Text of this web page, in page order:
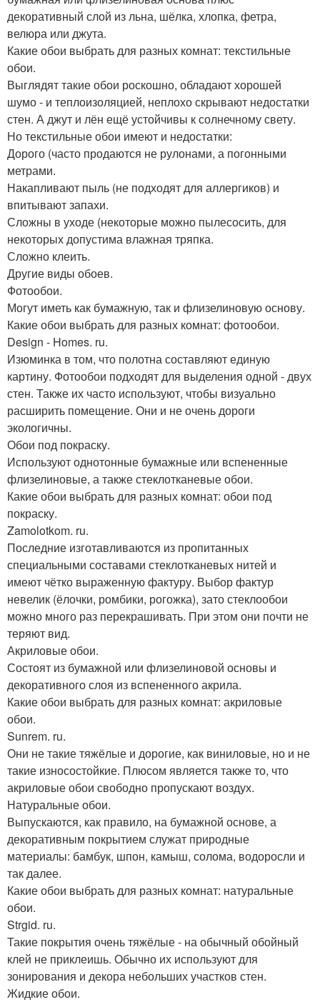
декоративный слой из льна, шёлка, хлопка, фетра,
велюра или джута.
Какие обои выбрать для разных комнат: текстильные
обои.
Выглядят такие обои роскошно, обладают хорошей
шумо - и теплоизоляцией, неплохо скрывают недостатки
стен. А джут и лён ещё устойчивы к солнечному свету.
Но текстильные обои имеют и недостатки:
Дорого (часто продаются не рулонами, а погонными
метрами.
Накапливают пыль (не подходят для аллергиков) и
впитывают запахи.
Сложны в уходе (некоторые можно пылесосить, для
некоторых допустима влажная тряпка.
Сложно клеить.
Другие виды обоев.
Фотообои.
Могут иметь как бумажную, так и флизелиновую основу.
Какие обои выбрать для разных комнат: фотообои.
Design - Homes. ru.
Изюминка в том, что полотна составляют единую
картину. Фотообои подходят для выделения одной - двух
стен. Также их часто используют, чтобы визуально
расширить помещение. Они и не очень дороги
экологичны.
Обои под покраску.
Используют однотонные бумажные или вспененные
флизелиновые, а также стеклотканевые обои.
Какие обои выбрать для разных комнат: обои под
покраску.
Zamolotkom. ru.
Последние изготавливаются из пропитанных
специальными составами стеклотканевых нитей и
имеют чётко выраженную фактуру. Выбор фактур
невелик (ёлочки, ромбики, рогожка), зато стеклообои
можно много раз перекрашивать. При этом они почти не
теряют вид.
Акриловые обои.
Состоят из бумажной или флизелиновой основы и
декоративного слоя из вспененного акрила.
Какие обои выбрать для разных комнат: акриловые
обои.
Sunrem. ru.
Они не такие тяжёлые и дорогие, как виниловые, но и не
такие износостойкие. Плюсом является также то, что
акриловые обои свободно пропускают воздух.
Натуральные обои.
Выпускаются, как правило, на бумажной основе, а
декоративным покрытием служат природные
материалы: бамбук, шпон, камыш, солома, водоросли и
так далее.
Какие обои выбрать для разных комнат: натуральные
обои.
Strgid. ru.
Такие покрытия очень тяжёлые - на обычный обойный
клей не приклеишь. Обычно их используют для
зонирования и декора небольших участков стен.
Жидкие обои.